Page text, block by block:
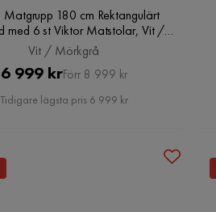
Matgrupp 180 cm Rektangulärt
med 6 st Viktor Matstolar, Vit /
Mörkgrå
Vit / Mörkgrå
Pris
6 999 krOriginal
Pris
Förr 8 999 kr
Tidigare lägsta pris 6 999 kr